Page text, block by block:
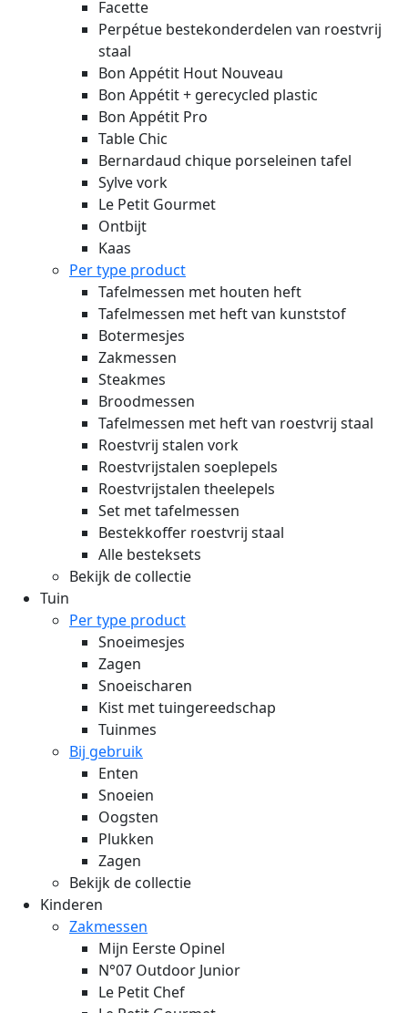
Facette
Perpétue bestekonderdelen van roestvrij
staal
Bon Appétit Hout Nouveau
Bon Appétit + gerecycled plastic
Bon Appétit Pro
Table Chic
Bernardaud chique porseleinen tafel
Sylve vork
Le Petit Gourmet
Ontbijt
Kaas
Per type product
Tafelmessen met houten heft
Tafelmessen met heft van kunststof
Botermesjes
Zakmessen
Steakmes
Broodmessen
Tafelmessen met heft van roestvrij staal
Roestvrij stalen vork
Roestvrijstalen soeplepels
Roestvrijstalen theelepels
Set met tafelmessen
Bestekkoffer roestvrij staal
Alle besteksets
Bekijk de collectie
Tuin
Per type product
Snoeimesjes
Zagen
Snoeischaren
Kist met tuingereedschap
Tuinmes
Bij gebruik
Enten
Snoeien
Oogsten
Plukken
Zagen
Bekijk de collectie
Kinderen
Zakmessen
Mijn Eerste Opinel
N°07 Outdoor Junior
Le Petit Chef